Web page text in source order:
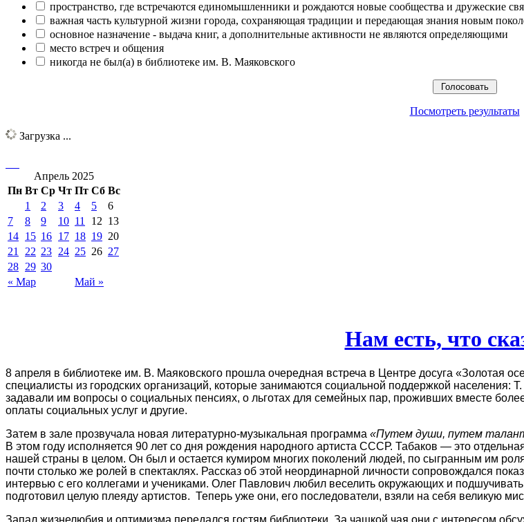
пространство, где встречаются единомышленники и рождаются новые сообщества и дружеские
важная часть культурной жизни города, сохраняющая традиции и передающая знания новым
основное назначение - выдача книг, а дополнительные активности не являются определяющими
место встреч и общения
никогда не был(а) в библиотеке им. В. Маяковского
Посмотреть результаты
Загрузка ...
Апрель 2025
Пн Вт Ср Чт Пт Сб Вс
« Мар Май »
1 2 3 4 5
6
7
8 9 10 11 12 13
14 15 16 17 18 19 20
21
22 23 24 25 26 27
28 29 30
Нам есть, что
8 апреля в библиотеке им. В. Маяковского прошла очередная встреча в Центре досуга «Золотая
специалисты из городских организаций, которые занимаются социальной поддержкой населения:
задавали им вопросы о социальных пенсиях, о льготах для семейных пар, проживших вместе
оплаты социальных услуг и другие.
Затем в зале прозвучала новая литературно-музыкальная программа «Путем души, путем
В этом году исполняется 90 лет со дня рождения народного артиста СССР. Табаков — это
нашей страны в целом. Он был и остается кумиром многих поколений людей, по сыгранным им
почти столько же ролей в спектаклях. Рассказ об этой неординарной личности сопровождался
интервью с его коллегами и учениками. Олег Павлович любил веселить окружающих и
подготовил целую плеяду артистов. Теперь уже они, его последователи, взяли на себя великую
Запал жизнелюбия и оптимизма передался гостям библиотеки. За чашкой чая они с интересом